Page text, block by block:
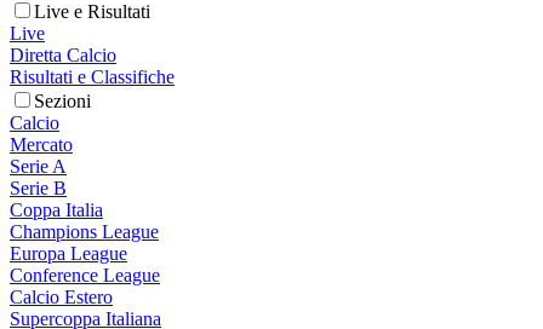
Live e Risultati
Live
Diretta Calcio
Risultati e Classifiche
Sezioni
Calcio
Mercato
Serie A
Serie B
Coppa Italia
Champions League
Europa League
Conference League
Calcio Estero
Supercoppa Italiana